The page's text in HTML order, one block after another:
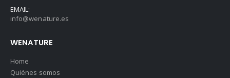
EMAIL:
info@wenature.es
WENATURE
Home
Quiénes somos